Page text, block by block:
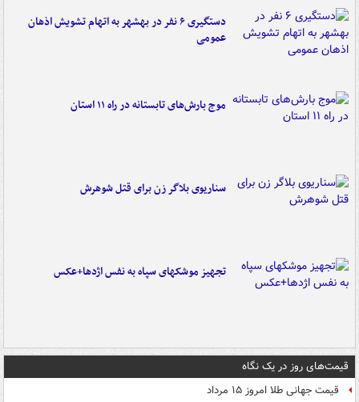
دستگیری ۶ نفر در بهشهر به اتهام تشویش اذهان
عمومی
موج بارش‌های تابستانه در راه ۱۱ استان
سناریوی بلاگر زن برای قتل شوهرش
تجهیز موشکهای سپاه به نفس اژدها+عکس
قیمت‌های روز در یک نگاه
قیمت جهانی طلا امروز ۱۵ مرداد